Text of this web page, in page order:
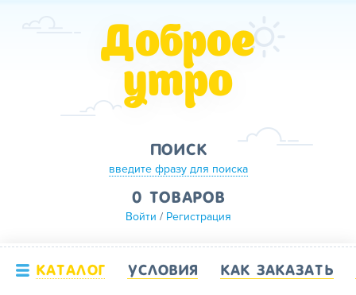
Доброе
утро
ПОИСК
введите фразу для поиска
0 ТОВАРОВ
Войти / Регистрация
КАТАЛОГ УСЛОВИЯ КАК ЗАКАЗАТЬ